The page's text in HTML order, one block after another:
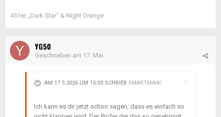
451er „Dark Star“ & Night Orange
YG50
Geschrieben am 17. Mai
AM 17.5.2026 UM 15:03 SCHRIEB SMARTMANI :
Ich kann es dir jetzt schon sagen, dass es einfach so